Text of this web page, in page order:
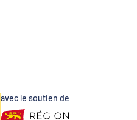
avec le soutien de